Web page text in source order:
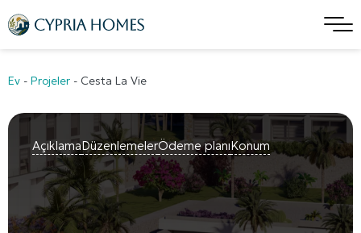
Ev - Projeler - Cesta La Vie
AçıklamaDüzenlemelerÖdeme planıKonum